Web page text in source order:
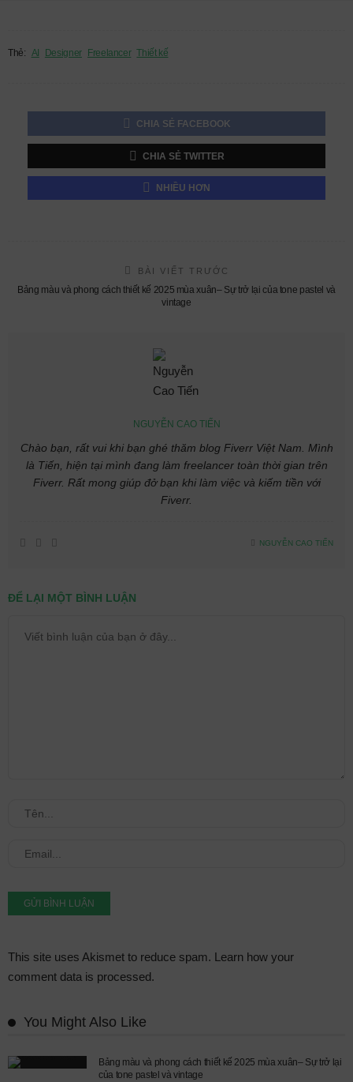
Thẻ: AI Designer Freelancer Thiết kế
CHIA SẺ FACEBOOK
CHIA SẺ TWITTER
NHIỀU HƠN
BÀI VIẾT TRƯỚC
Bảng màu và phong cách thiết kế 2025 mùa xuân– Sự trở lại của tone pastel và
vintage
NGUYỄN CAO TIẾN
Chào bạn, rất vui khi bạn ghé thăm blog Fiverr Việt Nam. Mình
là Tiến, hiện tại mình đang làm freelancer toàn thời gian trên
Fiverr. Rất mong giúp đở bạn khi làm việc và kiếm tiền với
Fiverr.
NGUYỄN CAO TIẾN
ĐỂ LẠI MỘT BÌNH LUẬN
This site uses Akismet to reduce spam. Learn how your
comment data is processed.
You Might Also Like
Bảng màu và phong cách thiết kế 2025 mùa xuân– Sự trở lại
của tone pastel và vintage